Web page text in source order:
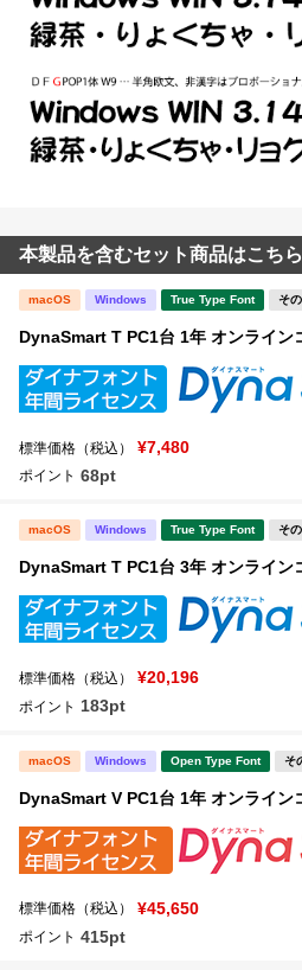
本製品を含むセット商品はこちら
macOS Windows True Type Font そ
DynaSmart T PC1台 1年 オンライン
標準価格（税込） ¥7,480
ポイント 68pt
macOS Windows True Type Font そ
DynaSmart T PC1台 3年 オンライン
標準価格（税込） ¥20,196
ポイント 183pt
macOS Windows Open Type Font そ
DynaSmart V PC1台 1年 オンライン
標準価格（税込） ¥45,650
ポイント 415pt